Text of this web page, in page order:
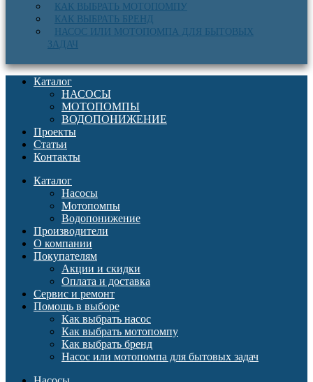
КАК ВЫБРАТЬ МОТОПОМПУ
КАК ВЫБРАТЬ БРЕНД
НАСОС ИЛИ МОТОПОМПА ДЛЯ БЫТОВЫХ
ЗАДАЧ
Каталог
НАСОСЫ
МОТОПОМПЫ
ВОДОПОНИЖЕНИЕ
Проекты
Статьи
Контакты
Каталог
Насосы
Мотопомпы
Водопонижение
Производители
О компании
Покупателям
Акции и скидки
Оплата и доставка
Сервис и ремонт
Помощь в выборе
Как выбрать насос
Как выбрать мотопомпу
Как выбрать бренд
Насос или мотопомпа для бытовых задач